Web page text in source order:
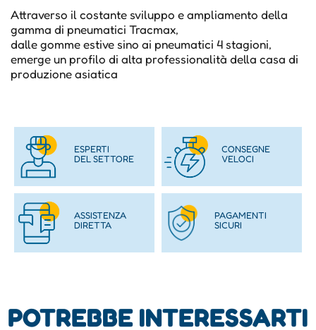
Attraverso il costante sviluppo e ampliamento della
gamma di pneumatici Tracmax,
dalle gomme estive sino ai pneumatici 4 stagioni,
emerge un profilo di alta professionalità della casa di
produzione asiatica
ESPERTI
DEL SETTORE
CONSEGNE
VELOCI
ASSISTENZA
DIRETTA
PAGAMENTI
SICURI
POTREBBE INTERESSARTI